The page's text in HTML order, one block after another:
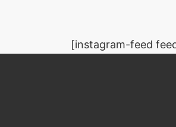
[instagram-feed